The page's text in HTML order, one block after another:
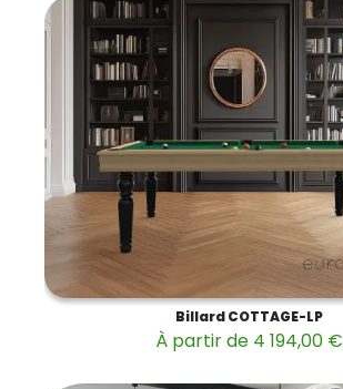
Billard COTTAGE-LP
À partir de 4 194,00 €